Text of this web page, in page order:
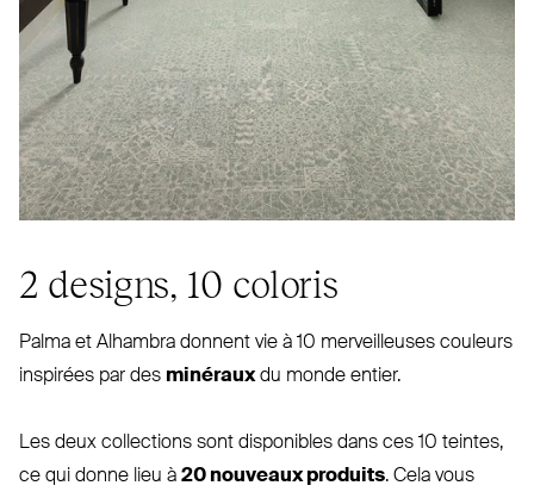
2 designs, 10 coloris
Palma et Alhambra donnent vie à 10 mer­veilleuses couleurs
inspirées par des minérauxdu monde entier.
Les deux col­lections sont dis­ponibles dans ces 10 teintes,
ce qui donne lieu à 20 nouveaux produits. Cela vous